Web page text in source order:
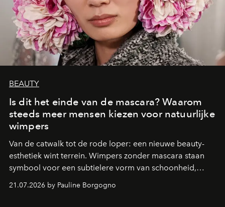
BEAUTY
Is dit het einde van de mascara? Waarom
steeds meer mensen kiezen voor natuurlijke
wimpers
Van de catwalk tot de rode loper: een nieuwe beauty-
esthetiek wint terrein. Wimpers zonder mascara staan
symbool voor een subtielere vorm van schoonheid,
aan make-up.
21.07.2026 by Pauline Borgogno